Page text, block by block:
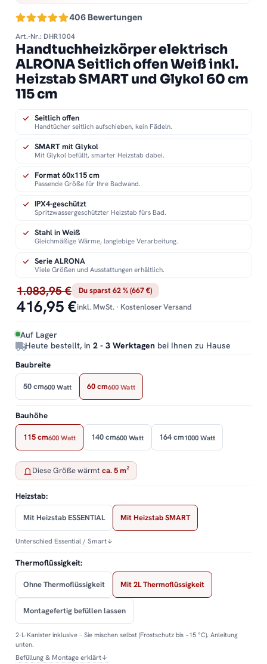
406 Bewertungen
Art.-Nr.: DHR1004
Handtuchheizkörper elektrisch
ALRONA Seitlich offen Weiß inkl.
Heizstab SMART und Glykol 60 cm
115 cm
1.083,95 € Du sparst 62 % (667 €)
416,95 €inkl. MwSt. · Kostenloser Versand
Auf Lager
Heute bestellt, in 2 - 3 Werktagen bei Ihnen zu Hause
Seitlich offen
Handtücher seitlich aufschieben, kein Fädeln.
SMART mit Glykol
Mit Glykol befüllt, smarter Heizstab dabei.
Format 60x115 cm
Passende Größe für Ihre Badwand.
IPX4-geschützt
Spritzwassergeschützter Heizstab fürs Bad.
Stahl in Weiß
Gleichmäßige Wärme, langlebige Verarbeitung.
Serie ALRONA
Viele Größen und Ausstattungen erhältlich.
Baubreite
50 cm600 Watt 60 cm600 Watt
Bauhöhe
115 cm600 Watt 140 cm600 Watt 164 cm1000 Watt
Diese Größe wärmt ca. 5 m²
Heizstab:
Mit Heizstab ESSENTIAL Mit Heizstab SMART
Unterschied Essential / Smart↓
Thermoflüssigkeit:
Ohne Thermoflüssigkeit Mit 2L Thermoflüssigkeit
Montagefertig befüllen lassen
2-L-Kanister inklusive – Sie mischen selbst (Frostschutz bis −15 °C). Anleitung
unten.
Befüllung & Montage erklärt↓